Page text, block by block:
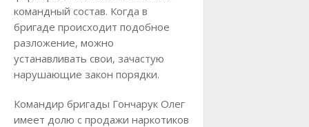
командный состав. Когда в
бригаде происходит подобное
разложение, можно
устанавливать свои, зачастую
нарушающие закон порядки.
Командир бригады Гончарук Олег
имеет долю с продажи наркотиков